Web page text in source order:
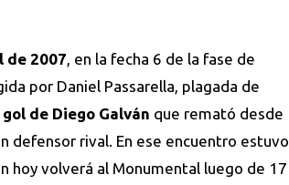
de 2007 , en la fecha 6 de la fase de
por Daniel Passarella, plagada de
de Diego Galván que remató desde
defensor rival. En ese encuentro estuvo
hoy volverá al Monumental luego de 17